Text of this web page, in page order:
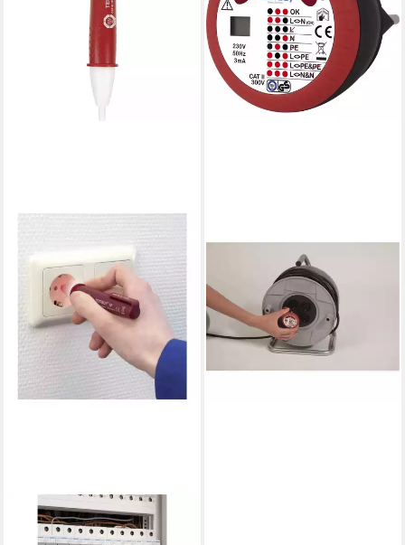
TESTBOY
Spannungsprüfer
Spannungsprüfer
Steckdosenprüfgeräte
Testavit Schuki 3 LCD
ab 50,09 €
lieferbar - in 2-3 Werktagen bei dir